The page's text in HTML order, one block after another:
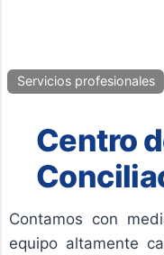
Servicios profesionales
Centro
Contamos con
equipo altamente